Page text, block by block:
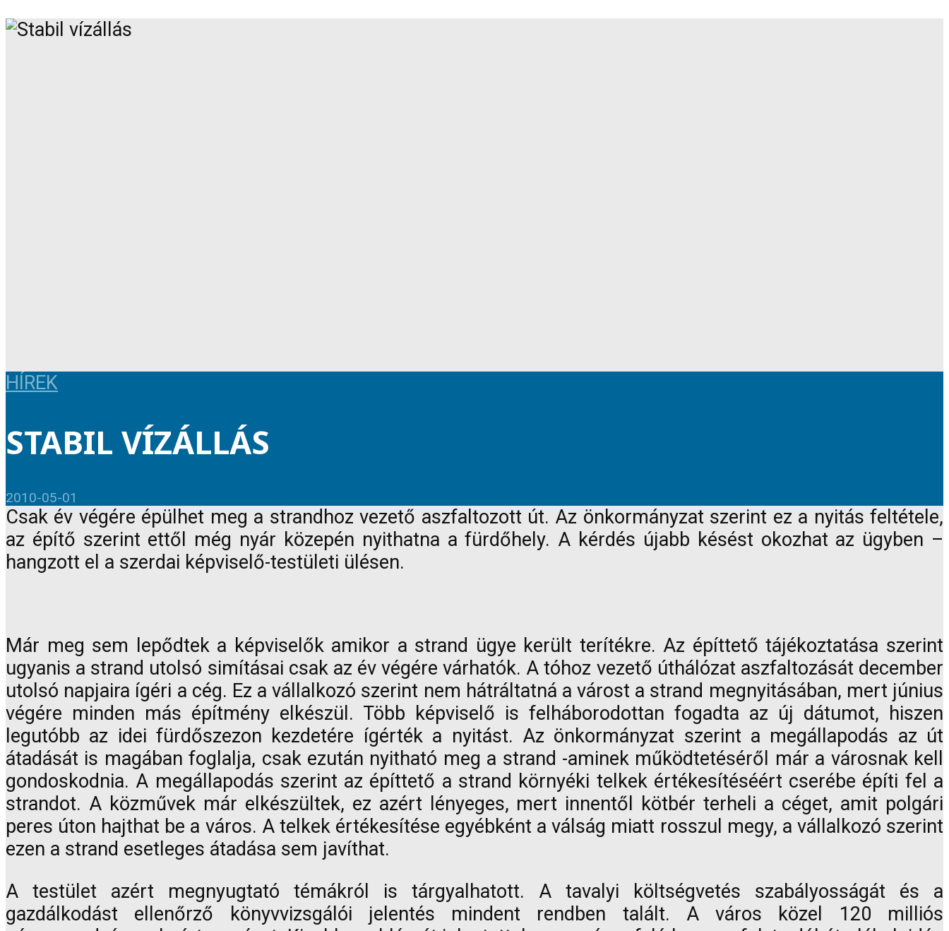
HÍREK
STABIL VÍZÁLLÁS
2010-05-01
Csak év végére épülhet meg a strandhoz vezető aszfaltozott út. Az önkormányzat szerint ez a nyitás feltétele,
az építő szerint ettől még nyár közepén nyithatna a fürdőhely. A kérdés újabb késést okozhat az ügyben –
hangzott el a szerdai képviselő-testületi ülésen.
Már meg sem lepődtek a képviselők amikor a strand ügye került terítékre. Az építtető tájékoztatása szerint
ugyanis a strand utolsó simításai csak az év végére várhatók. A tóhoz vezető úthálózat aszfaltozását december
utolsó napjaira ígéri a cég. Ez a vállalkozó szerint nem hátráltatná a várost a strand megnyitásában, mert június
végére minden más építmény elkészül. Több képviselő is felháborodottan fogadta az új dátumot, hiszen
legutóbb az idei fürdőszezon kezdetére ígérték a nyitást. Az önkormányzat szerint a megállapodás az út
átadását is magában foglalja, csak ezután nyitható meg a strand -aminek működtetéséről már a városnak kell
gondoskodnia. A megállapodás szerint az építtető a strand környéki telkek értékesítéséért cserébe építi fel a
strandot. A közművek már elkészültek, ez azért lényeges, mert innentől kötbér terheli a céget, amit polgári
peres úton hajthat be a város. A telkek értékesítése egyébként a válság miatt rosszul megy, a vállalkozó szerint
ezen a strand esetleges átadása sem javíthat.
A testület azért megnyugtató témákról is tárgyalhatott. A tavalyi költségvetés szabályosságát és a
gazdálkodást ellenőrző könyvvizsgálói jelentés mindent rendben talált. A város közel 120 milliós